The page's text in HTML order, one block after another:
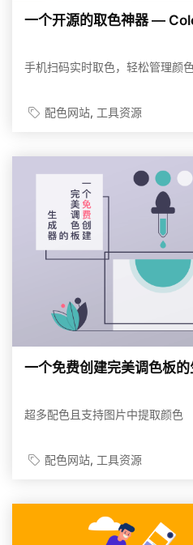
一个开源的取色神器 —
手机扫码实时取色，轻松管理颜色
配色网站 工具资源
一个免费创建完美调色板
超多配色且支持图片中提取颜色
配色网站 工具资源